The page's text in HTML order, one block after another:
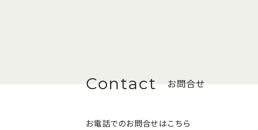
お問合せ
お電話でのお問合せはこちら